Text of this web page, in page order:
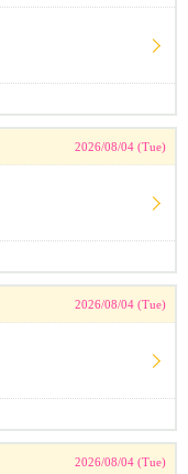
2026/08/04 (Tue)
2026/08/04 (Tue)
2026/08/04 (Tue)